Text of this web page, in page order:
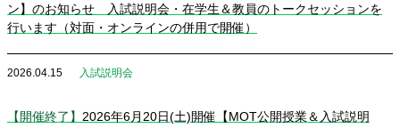
ン】のお知らせ 入試説明会・在学生＆教員のトークセッションを
行います（対面・オンラインの併用で開催）
2026.04.15 入試説明会
【開催終了】 2026年6月20日(土)開催【MOT公開授業＆入試説明